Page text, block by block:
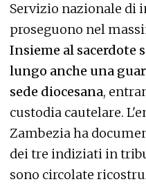
Servizio nazionale di
proseguono nel
Insieme al sacerdote
lungo anche una
sede diocesana,
custodia cautelare.
Zambezia ha
dei tre indiziati in
sono circolate